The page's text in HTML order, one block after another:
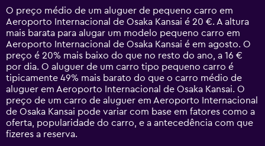
14
categories.
The
chart
has
1
Y
axis
displaying
values.
Range:
0
to
O preço médio de um aluguer de pequeno carro em
Aeroporto Internacional de Osaka Kansai é 20 €. A altura
mais barata para alugar um modelo pequeno carro em
Aeroporto Internacional de Osaka Kansai é em agosto. O
preço é 20% mais baixo do que no resto do ano, a 16 €
por dia. O aluguer de um carro tipo pequeno carro é
tipicamente 49% mais barato do que o carro médio de
aluguer em Aeroporto Internacional de Osaka Kansai. O
preço de um carro de aluguer em Aeroporto Internacional
de Osaka Kansai pode variar com base em fatores como a
oferta, popularidade do carro, e a antecedência com que
fizeres a reserva.